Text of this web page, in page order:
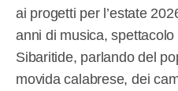
ai progetti per l’estate
anni di musica,
Sibaritide, parlando del
movida calabrese, dei